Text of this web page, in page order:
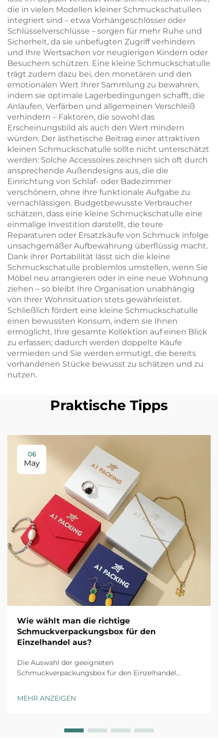
die in vielen Modellen kleiner Schmuckschatullen
integriert sind – etwa Vorhängeschlösser oder
Schlüsselverschlüsse – sorgen für mehr Ruhe und
Sicherheit, da sie unbefugten Zugriff verhindern
und Ihre Wertsachen vor neugierigen Kindern oder
Besuchern schützen. Eine kleine Schmuckschatulle
trägt zudem dazu bei, den monetären und den
emotionalen Wert Ihrer Sammlung zu bewahren,
indem sie optimale Lagerbedingungen schafft, die
Anlaufen, Verfärben und allgemeinen Verschleiß
verhindern – Faktoren, die sowohl das
Erscheinungsbild als auch den Wert mindern
würden. Der ästhetische Beitrag einer attraktiven
kleinen Schmuckschatulle sollte nicht unterschätzt
werden: Solche Accessoires zeichnen sich oft durch
ansprechende Außendesigns aus, die die
Einrichtung von Schlaf- oder Badezimmer
verschönern, ohne ihre funktionale Aufgabe zu
vernachlässigen. Budgetbewusste Verbraucher
schätzen, dass eine kleine Schmuckschatulle eine
einmalige Investition darstellt, die teure
Reparaturen oder Ersatzkäufe von Schmuck infolge
unsachgemäßer Aufbewahrung überflüssig macht.
Dank ihrer Portabilität lässt sich die kleine
Schmuckschatulle problemlos umstellen, wenn Sie
Möbel neu arrangieren oder in eine neue Wohnung
ziehen – so bleibt Ihre Organisation unabhängig
von Ihrer Wohnsituation stets gewährleistet.
Schließlich fördert eine kleine Schmuckschatulle
einen bewussten Konsum, indem sie Ihnen
ermöglicht, Ihre gesamte Kollektion auf einen Blick
zu erfassen; dadurch werden doppelte Käufe
vermieden und Sie werden ermutigt, die bereits
vorhandenen Stücke bewusst zu schätzen und zu
nutzen.
Praktische Tipps
06
May
Wie wählt man die richtige
Schmuckverpackungsbox für den
Einzelhandel aus?
Die Auswahl der geeigneten
Schmuckverpackungsbox für den Einzelhandel
betriebliche Effizienz beeinflussen. Die richtige
MEHR ANZEIGEN